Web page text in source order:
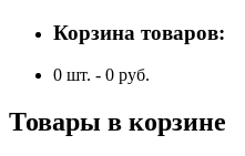
Корзина товаров:
0 шт. - 0 руб.
Товары в корзине